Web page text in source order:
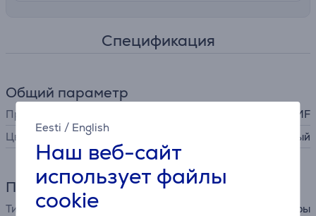
Eesti / English
Наш веб-сайт
использует файлы
cookie
Спецификация
Общий параметр
Производитель
WMF
Цвет
светло-коричневый
Принадлежности
Тип принадлежности столовые приборы